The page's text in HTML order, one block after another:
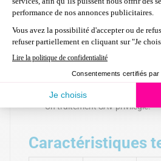
Cette certification permet à
- Une grande disponibilité des
marque y compris les
- Une gamme de produits
- Une garantie de 2 ans sur
- Un traitement SAV privilégié.
Caractéristiques